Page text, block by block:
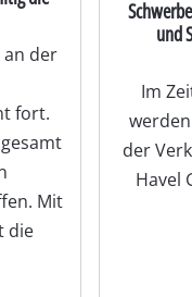
der
fort.
Mit
die
und
Im
der
Havel